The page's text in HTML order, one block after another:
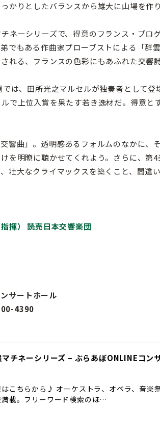
かりとしたバランスから雄大に山場を作り
ネーシリーズで、得意のフランス・プロ
でもある作曲家プローブストによる「群
れる、フランスの色彩にもあふれた交響
は、田所光之マルセルが独奏者として登
で上位入賞を果たす若き逸材だ。得意と
響曲」。透明感あるフォルムのなかに、
を明瞭に聴かせてくれよう。さらに、第
壮大なクライマックスを築くこと、間違い
揮） 読売日本交響楽団
サートホール
00-4390
チネーシリーズ – ぶらあぼONLINEコン
こちらから♪ オーケストラ、オペラ、音楽
載。フリーワード検索のほ…